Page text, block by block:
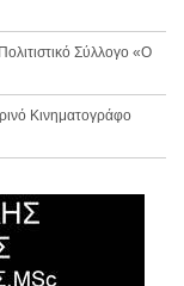
Σύλλογο «Ο
Κινηματογράφο